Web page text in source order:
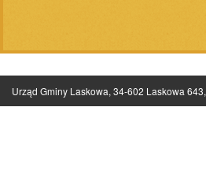
Urząd Gminy Laskowa, 34-602 Laskowa 643,